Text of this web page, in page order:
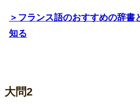
＞フランス語のおすすめの辞書
知る
大問2